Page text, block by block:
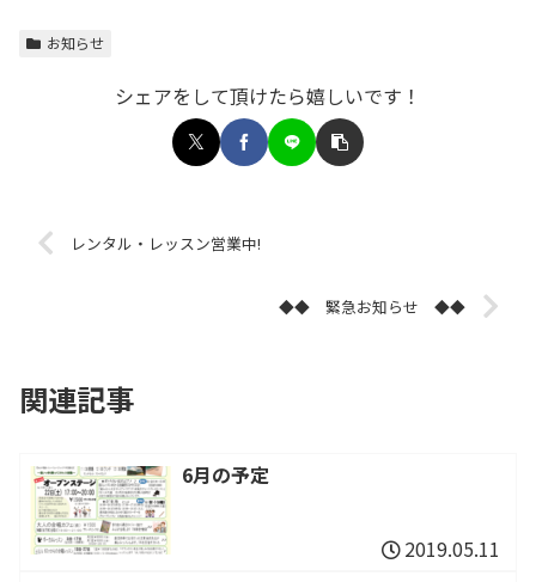
お知らせ
シェアをして頂けたら嬉しいです！
レンタル・レッスン営業中!
◆◆ 緊急お知らせ ◆◆
関連記事
6月の予定
2019.05.11